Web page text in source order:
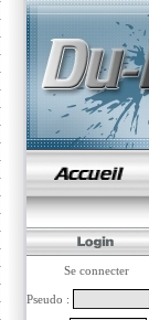
Se connecter
Pseudo :